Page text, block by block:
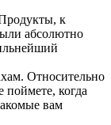
к
абсолютно
Относительно
поймете, когда
вам